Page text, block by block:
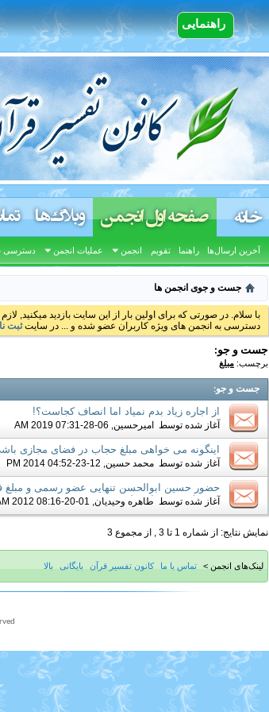
راهنمایی
خانه صفحه اول انجمن
آخرین ارسال‌ها راهنما تقویم انجمن عملیات انجمن دسترسی
وبلاگ‌ها
جست و جوی انجمن ها
با سلام. در صورتی که برای اولین بار از این سایت بازدید میکنید,
دسترسی به انجمن های ویژه کاربران عضو شده و ... در سایتثبت
جست و جو:
برچسب: مبلغ
جست و جو:
از اجاره زیاد بدم نمیاد اما انصاف کجاست؟!
آغاز شده توسط امیرحسین, 06-28-2019 07:31 AM
اینگونه می خواهی مبلغ حجاب در فضای مجازی
آغاز شده توسط محمد حسین, 12-23-2014 04:52 PM
حضور حسین ابوالحسن تنهایی عضو رسمی و مبلغ
در شبکه ۴ سیما و تبلیغ تصوف
آغاز شده توسط طاهره وحیدیان, 01-20-2012 08:16 AM
نمایش نتایج: از شماره 1 تا 3 , از مجموع 3
لینک‌های انجمن > تماس با ما کانون تفسیر قرآن بایگانی بالا